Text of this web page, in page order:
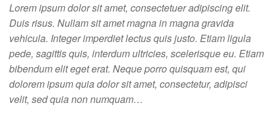
Lorem ipsum dolor sit amet, consectetuer adipiscing elit.
Duis risus. Nullam sit amet magna in magna gravida
vehicula. Integer imperdiet lectus quis justo. Etiam ligula
pede, sagittis quis, interdum ultricies, scelerisque eu. Etiam
bibendum elit eget erat. Neque porro quisquam est, qui
dolorem ipsum quia dolor sit amet, consectetur, adipisci
velit, sed quia non numquam…